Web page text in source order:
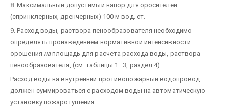
8. Максимальный допустимый напор для оросителей
(спринклерных, дренчерных) 100 м вод. ст.
9. Расход воды, раствора пенообразователя необходимо
определять произведением нормативной интенсивности
орошения наплощадь для расчета расхода воды, раствора
пенообразователя, (см. таблицы 1–3, раздел 4).
Расход воды на внутренний противопожарный водопровод
должен суммироваться с расходом воды на автоматическую
установку пожаротушения.